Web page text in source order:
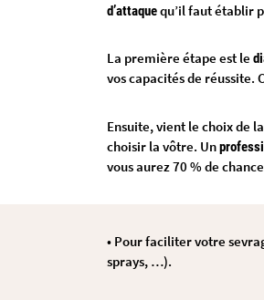
d’attaquequ’il faut établir
La première étape est le
vos capacités de réussite.
Ensuite, vient le choix de la
choisir la vôtre. Un
vous aurez 70 % de
• Pour faciliter votre
sprays, …).